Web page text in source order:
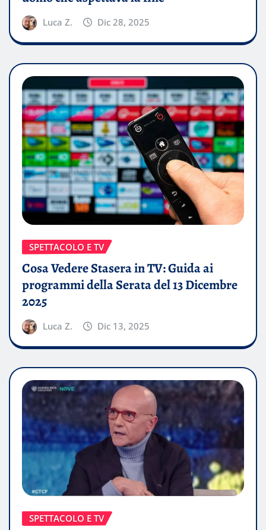
Luca Z. Dic 28, 2025
SPETTACOLO E TV
Cosa Vedere Stasera in TV: Guida ai
programmi della Serata del 13 Dicembre
2025
Luca Z. Dic 13, 2025
SPETTACOLO E TV